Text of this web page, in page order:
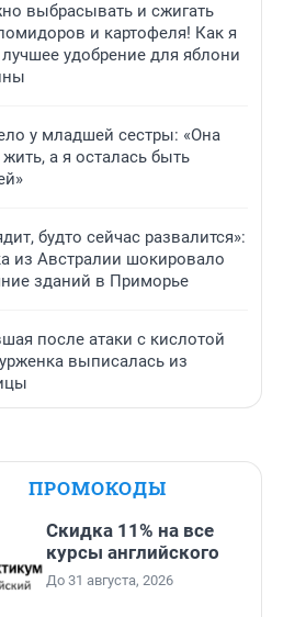
выбрасывать и сжигать
и картофеля! Как я
удобрение для яблони
у младшей сестры: «Она
жить, а я осталась быть
будто сейчас развалится»:
из Австралии шокировало
зданий в Приморье
после атаки с кислотой
выписалась из
ПРОМОКОДЫ
Скидка 11% на все
курсы английского
До 31 августа, 2026